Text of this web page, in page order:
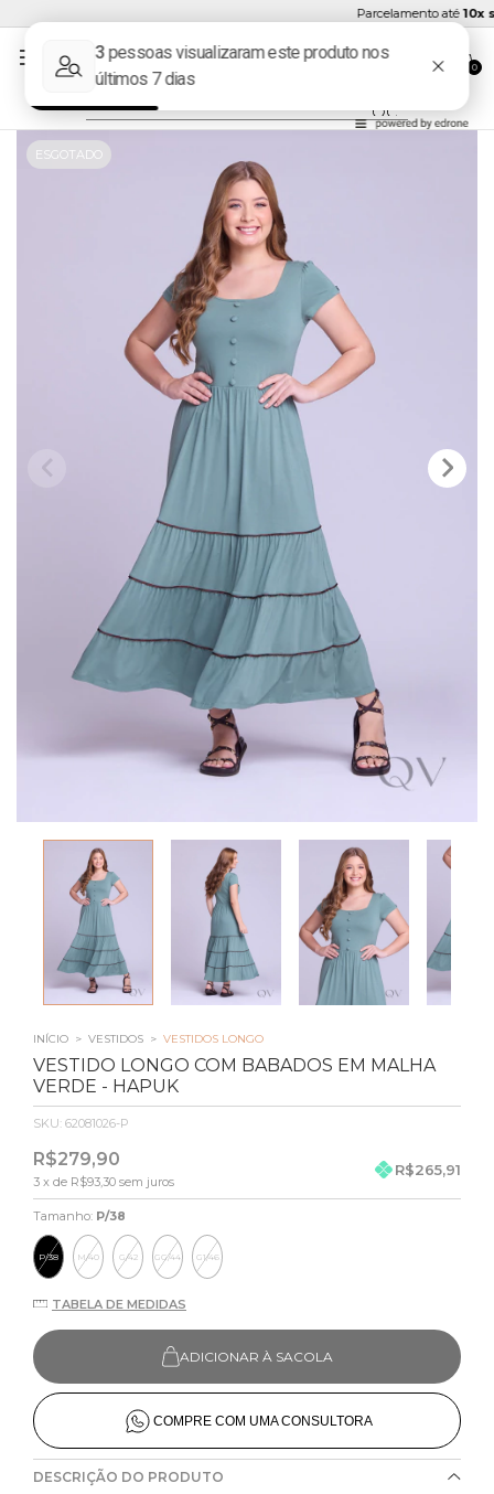
Parcelamento até10x
0
ESGOTADO
INÍCIO > VESTIDOS > VESTIDOS LONGO
VESTIDO LONGO COM BABADOS EM MALHA
VERDE - HAPUK
SKU: 62081026-P
R$279,90
3 x de R$93,30 sem juros
R$265,91
Tamanho: P/38
P/38 M/40 G/42 GG/44 G1/46
TABELA DE MEDIDAS
ADICIONAR À SACOLA
COMPRE COM UMA CONSULTORA
DESCRIÇÃO DO PRODUTO